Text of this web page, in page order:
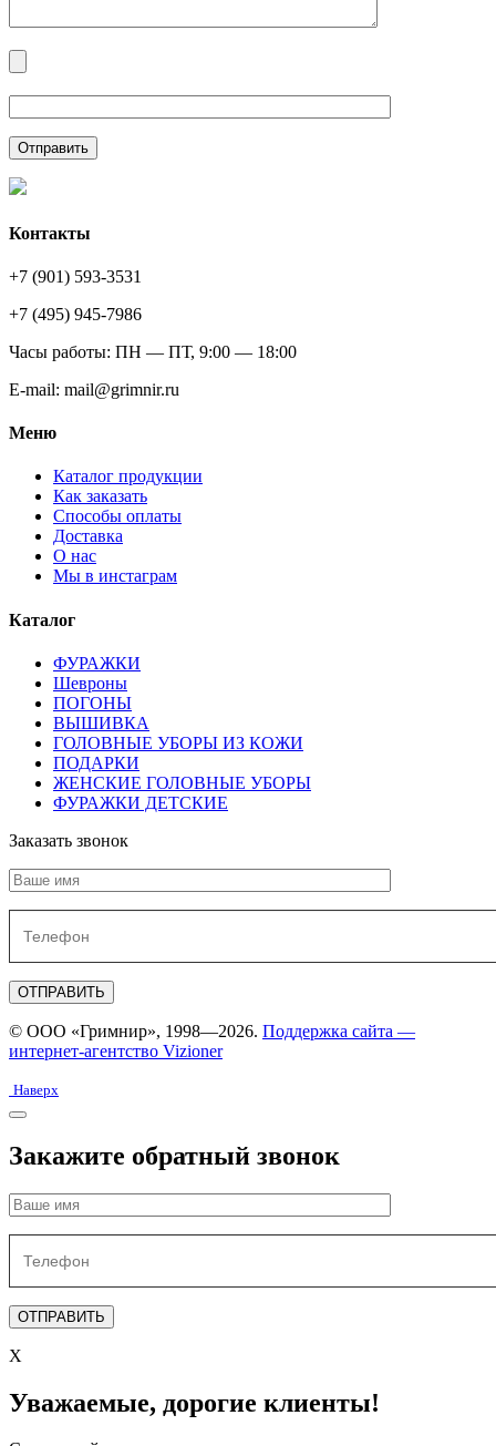
Контакты
+7 (901) 593-3531
+7 (495) 945-7986
Часы работы: ПН — ПТ, 9:00 — 18:00
E-mail: mail@grimnir.ru
Меню
Каталог продукции
Как заказать
Способы оплаты
Доставка
О нас
Мы в инстаграм
Каталог
ФУРАЖКИ
Шевроны
ПОГОНЫ
ВЫШИВКА
ГОЛОВНЫЕ УБОРЫ ИЗ КОЖИ
ПОДАРКИ
ЖЕНСКИЕ ГОЛОВНЫЕ УБОРЫ
ФУРАЖКИ ДЕТСКИЕ
Заказать звонок
© ООО «Гримнир», 1998—2026. Поддержка сайта —
интернет-агентство Vizioner
Наверх
Закажите обратный звонок
X
Уважаемые, дорогие клиенты!